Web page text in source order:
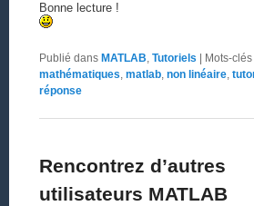
Bonne lecture !
Publié dans MATLAB, Tutoriels Mots-clés
mathématiques, matlab, non linéaire,
réponse
Rencontrez d’autres
utilisateurs MATLAB